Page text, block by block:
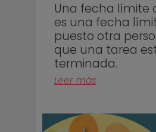
Una fecha límite
es una fecha
puesto otra
que una tarea
terminada.
Leer más